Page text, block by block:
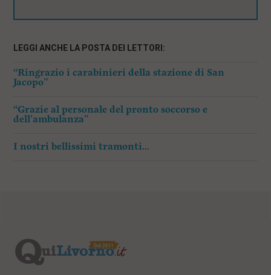
LEGGI ANCHE LA POSTA DEI LETTORI:
“Ringrazio i carabinieri della stazione di San
Jacopo”
“Grazie al personale del pronto soccorso e
dell’ambulanza”
I nostri bellissimi tramonti…